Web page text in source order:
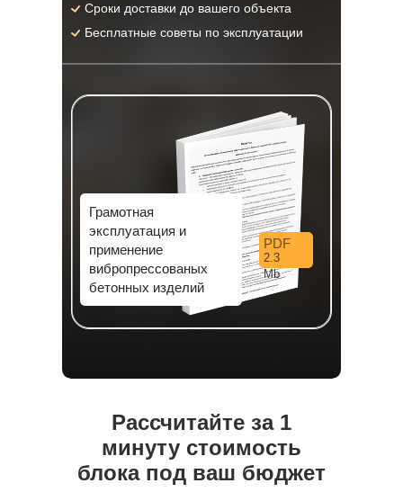
Сроки доставки до вашего объекта
Бесплатные советы по эксплуатации
Грамотная
эксплуатация и
применение
вибропрессованых
бетонных изделий
PDF
2.3
Mb
Рассчитайте за 1
минуту стоимость
блока под ваш бюджет